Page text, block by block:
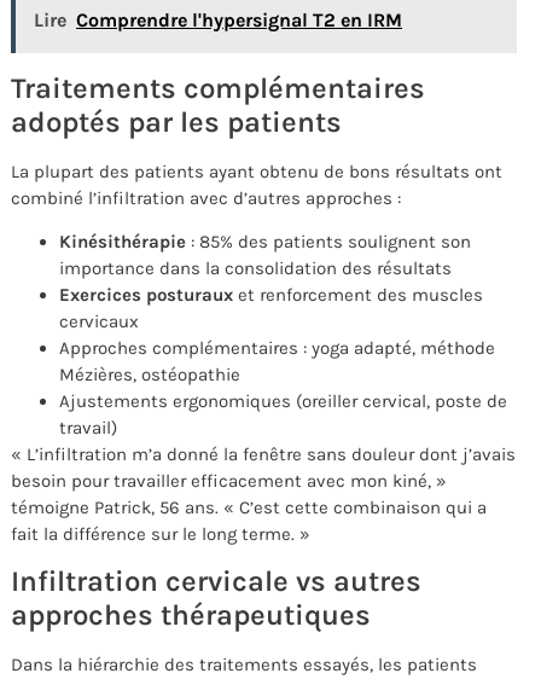
Lire Comprendre l'hypersignal T2 en IRM
Traitements complémentaires
adoptés par les patients
La plupart des patients ayant obtenu de bons résultats ont
combiné l’infiltration avec d’autres approches :
Kinésithérapie : 85% des patients soulignent son
importance dans la consolidation des résultats
Exercices posturaux et renforcement des muscles
cervicaux
Approches complémentaires : yoga adapté, méthode
Mézières, ostéopathie
Ajustements ergonomiques (oreiller cervical, poste de
travail)
« L’infiltration m’a donné la fenêtre sans douleur dont j’avais
besoin pour travailler efficacement avec mon kiné, »
témoigne Patrick, 56 ans. « C’est cette combinaison qui a
fait la différence sur le long terme. »
Infiltration cervicale vs autres
approches thérapeutiques
Dans la hiérarchie des traitements essayés, les patients